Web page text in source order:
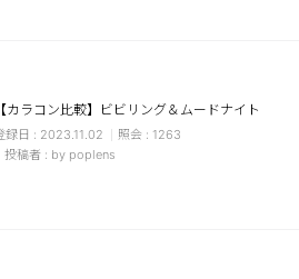
【カラコン比較】ビビリング＆ムードナイト
2023.11.02
1263
by poplens